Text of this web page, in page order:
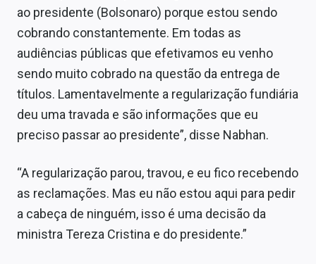
ao presidente (Bolsonaro) porque estou sendo
cobrando constantemente. Em todas as
audiências públicas que efetivamos eu venho
sendo muito cobrado na questão da entrega de
títulos. Lamentavelmente a regularização fundiária
deu uma travada e são informações que eu
preciso passar ao presidente”, disse Nabhan.
“A regularização parou, travou, e eu fico recebendo
as reclamações. Mas eu não estou aqui para pedir
a cabeça de ninguém, isso é uma decisão da
ministra Tereza Cristina e do presidente.”